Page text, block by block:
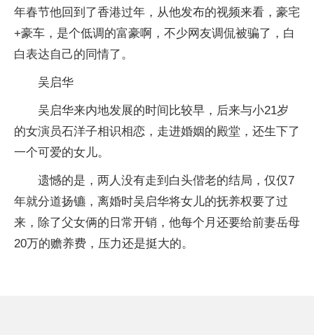
年春节他回到了香港过年，从他发布的视频来看，豪宅
+豪车，是个低调的富豪啊，不少网友调侃被骗了，白
白表达自己的同情了。
吴启华
吴启华来内地发展的时间比较早，后来与小21岁
的女演员石洋子相识相恋，走进婚姻的殿堂，还生下了
一个可爱的女儿。
遗憾的是，两人没有走到白头偕老的结局，仅仅7
年就分道扬镳，离婚时吴启华将女儿的抚养权要了过
来，除了父女俩的日常开销，他每个月还要给前妻岳母
20万的赡养费，压力还是挺大的。